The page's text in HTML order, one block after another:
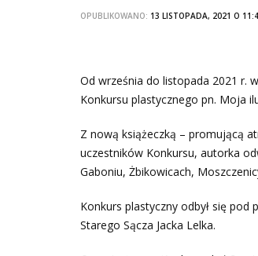
OPUBLIKOWANO: 13 LISTOPADA, 2021 O
Od września do listopada 2021 r.
Konkursu plastycznego pn. Moja
Z nową książeczką – promującą
uczestników Konkursu, autorka
Gaboniu, Żbikowicach,
Konkurs plastyczny odbył się
Starego Sącza Jacka Lelka.